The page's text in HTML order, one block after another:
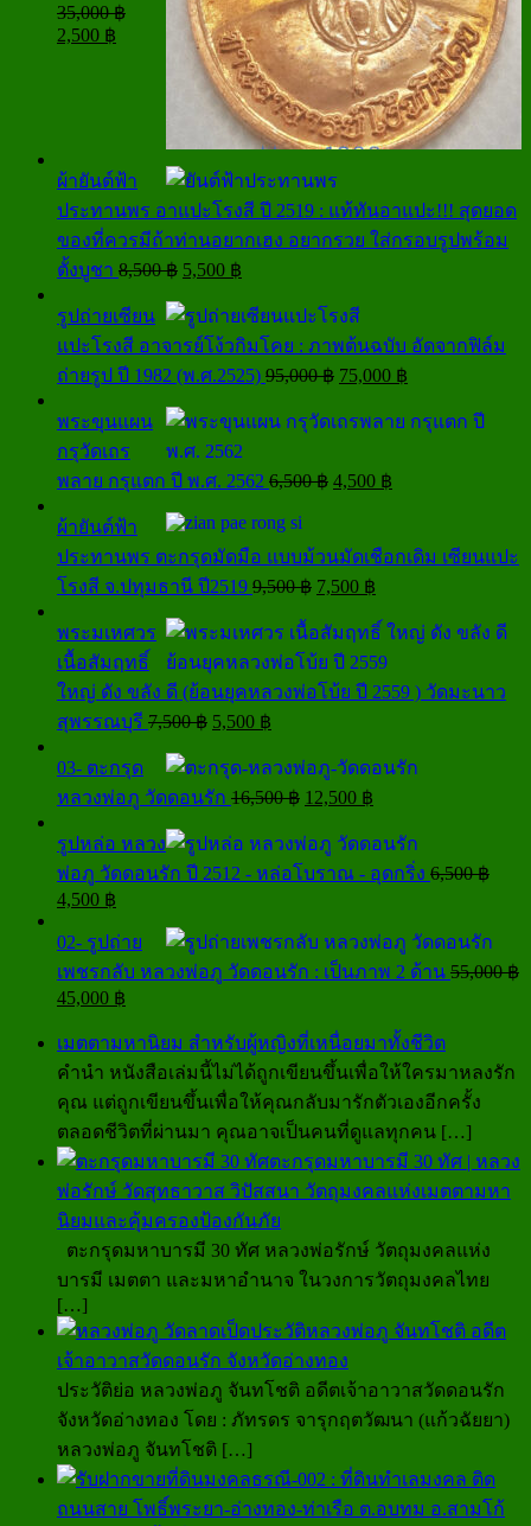
35,000฿
Original
2,500 ฿
ผ้ายันต์ฟ้า
ประทานพร อาแปะโรงสี ปี 2519 : แท้ทันอาแปะ!!! สุดยอด
ของที่ควรมีถ้าท่านอยากเฮง อยากรวย ใส่กรอบรูปพร้อม
ตั้งบูชา 8,500฿ Original
price
was:
8,500 ฿.
5,500 ฿
price
is:
5,500 ฿.
รูปถ่ายเซียน
แปะโรงสี อาจารย์โง้วกิมโคย : ภาพต้นฉบับ อัดจากฟิล์ม
ถ่ายรูป ปี 1982 (พ.ศ.2525) 95,000฿ Original
price
was:
95,000 ฿.
75,000 ฿
price
75,000 ฿.
พระขุนแผน
กรุวัดเถร
พลาย กรุแตก ปี พ.ศ. 2562 6,500฿ Original
price
4,500 ฿
price
ผ้ายันต์ฟ้า
ประทานพร ตะกรุดมัดมือ แบบม้วนมัดเชือกเดิม เซียนแปะ
โรงสี จ.ปทุมธานี ปี2519 9,500฿ Original
price
was:
9,500 ฿.
7,500 ฿
price
is:
7,500 ฿.
พระมเหศวร
เนื้อสัมฤทธิ์
ใหญ่ ดัง ขลัง ดี (ย้อนยุคหลวงพ่อโบ้ย ปี 2559 ) วัดมะนาว
สุพรรณบุรี 7,500฿ Original
price
7,500 ฿.
5,500 ฿
price
5,500 ฿.
03- ตะกรุด
หลวงพ่อภู วัดดอนรัก 16,500฿ Original
price
was:
16,500 ฿.
12,500 ฿
price
12,500 ฿.
รูปหล่อ หลวง
พ่อภู วัดดอนรัก ปี 2512 - หล่อโบราณ - อุดกริ่ง 6,500฿
Original
was:
6,500 ฿.
4,500 ฿
is:
4,500 ฿.
02- รูปถ่าย
เพชรกลับ หลวงพ่อภู วัดดอนรัก : เป็นภาพ 2 ด้าน 55,000฿
Original
was:
55,000 ฿.
45,000 ฿
is:
45,000 ฿.
เมตตามหานิยม สำหรับผู้หญิงที่เหนื่อยมาทั้งชีวิต
คำนำ หนังสือเล่มนี้ไม่ได้ถูกเขียนขึ้นเพื่อให้ใครมาหลงรัก
คุณ แต่ถูกเขียนขึ้นเพื่อให้คุณกลับมารักตัวเองอีกครั้ง
ตลอดชีวิตที่ผ่านมา คุณอาจเป็นคนที่ดูแลทุกคน […]
ตะกรุดมหาบารมี 30 ทัศ | หลวง
พ่อรักษ์ วัดสุทธาวาส วิปัสสนา วัตถุมงคลแห่งเมตตามหา
นิยมและคุ้มครองป้องกันภัย
ตะกรุดมหาบารมี 30 ทัศ หลวงพ่อรักษ์ วัตถุมงคลแห่ง
บารมี เมตตา และมหาอำนาจ ในวงการวัตถุมงคลไทย
[…]
ประวัติหลวงพ่อภู จันทโชติ อดีต
เจ้าอาวาสวัดดอนรัก จังหวัดอ่างทอง
ประวัติย่อ หลวงพ่อภู จันทโชติ อดีตเจ้าอาวาสวัดดอนรัก
จังหวัดอ่างทอง โดย : ภัทรดร จารุกฤตวัฒนา (แก้วฉัยยา)
หลวงพ่อภู จันทโชติ […]
มงคลธรณี-002 : ที่ดินทำเลมงคล ติด
ถนนสาย โพธิ์พระยา-อ่างทอง-ท่าเรือ ต.อบทม อ.สามโก้